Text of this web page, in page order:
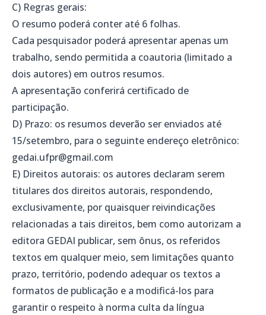
C) Regras gerais:
O resumo poderá conter até 6 folhas.
Cada pesquisador poderá apresentar apenas um
trabalho, sendo permitida a coautoria (limitado a
dois autores) em outros resumos.
A apresentação conferirá certificado de
participação.
D) Prazo: os resumos deverão ser enviados até
15/setembro, para o seguinte endereço eletrônico:
gedai.ufpr@gmail.com
E) Direitos autorais: os autores declaram serem
titulares dos direitos autorais, respondendo,
exclusivamente, por quaisquer reivindicações
relacionadas a tais direitos, bem como autorizam a
editora GEDAI publicar, sem ônus, os referidos
textos em qualquer meio, sem limitações quanto
prazo, território, podendo adequar os textos a
formatos de publicação e a modificá-los para
garantir o respeito à norma culta da língua